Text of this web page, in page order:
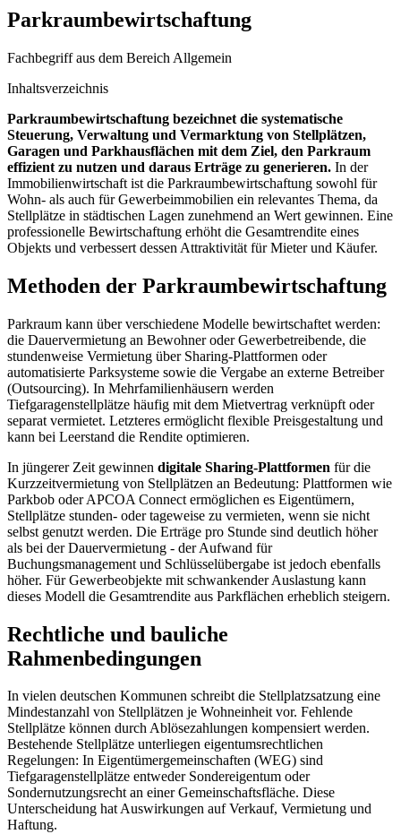
Parkraumbewirtschaftung
Fachbegriff aus dem Bereich Allgemein
Inhaltsverzeichnis
Parkraumbewirtschaftung bezeichnet die systematische
Steuerung, Verwaltung und Vermarktung von Stellplätzen,
Garagen und Parkhausflächen mit dem Ziel, den Parkraum
effizient zu nutzen und daraus Erträge zu generieren. In der
Immobilienwirtschaft ist die Parkraumbewirtschaftung sowohl für
Wohn- als auch für Gewerbeimmobilien ein relevantes Thema, da
Stellplätze in städtischen Lagen zunehmend an Wert gewinnen. Eine
professionelle Bewirtschaftung erhöht die Gesamtrendite eines
Objekts und verbessert dessen Attraktivität für Mieter und Käufer.
Methoden der Parkraumbewirtschaftung
Parkraum kann über verschiedene Modelle bewirtschaftet werden:
die Dauervermietung an Bewohner oder Gewerbetreibende, die
stundenweise Vermietung über Sharing-Plattformen oder
automatisierte Parksysteme sowie die Vergabe an externe Betreiber
(Outsourcing). In Mehrfamilienhäusern werden
Tiefgaragenstellplätze häufig mit dem Mietvertrag verknüpft oder
separat vermietet. Letzteres ermöglicht flexible Preisgestaltung und
kann bei Leerstand die Rendite optimieren.
In jüngerer Zeit gewinnen digitale Sharing-Plattformen für die
Kurzzeitvermietung von Stellplätzen an Bedeutung: Plattformen wie
Parkbob oder APCOA Connect ermöglichen es Eigentümern,
Stellplätze stunden- oder tageweise zu vermieten, wenn sie nicht
selbst genutzt werden. Die Erträge pro Stunde sind deutlich höher
als bei der Dauervermietung - der Aufwand für
Buchungsmanagement und Schlüsselübergabe ist jedoch ebenfalls
höher. Für Gewerbeobjekte mit schwankender Auslastung kann
dieses Modell die Gesamtrendite aus Parkflächen erheblich steigern.
Rechtliche und bauliche
Rahmenbedingungen
In vielen deutschen Kommunen schreibt die Stellplatzsatzung eine
Mindestanzahl von Stellplätzen je Wohneinheit vor. Fehlende
Stellplätze können durch Ablösezahlungen kompensiert werden.
Bestehende Stellplätze unterliegen eigentumsrechtlichen
Regelungen: In Eigentümergemeinschaften (WEG) sind
Tiefgaragenstellplätze entweder Sondereigentum oder
Sondernutzungsrecht an einer Gemeinschaftsfläche. Diese
Unterscheidung hat Auswirkungen auf Verkauf, Vermietung und
Haftung.